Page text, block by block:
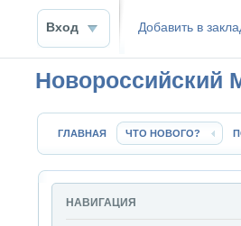
Вход Добавить в
Новороссийский
ГЛАВНАЯ ЧТО НОВОГО?
НАВИГАЦИЯ